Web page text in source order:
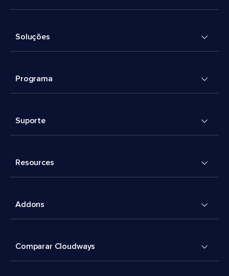
Soluções
Programa
Suporte
Resources
Addons
Comparar Cloudways